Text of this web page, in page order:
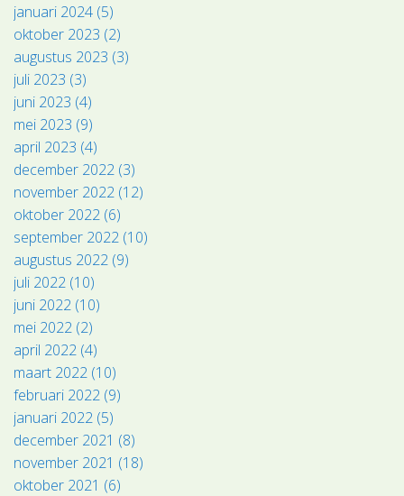
januari 2024 (5)
oktober 2023 (2)
augustus 2023 (3)
juli 2023 (3)
juni 2023 (4)
mei 2023 (9)
april 2023 (4)
december 2022 (3)
november 2022 (12)
oktober 2022 (6)
september 2022 (10)
augustus 2022 (9)
juli 2022 (10)
juni 2022 (10)
mei 2022 (2)
april 2022 (4)
maart 2022 (10)
februari 2022 (9)
januari 2022 (5)
december 2021 (8)
november 2021 (18)
oktober 2021 (6)